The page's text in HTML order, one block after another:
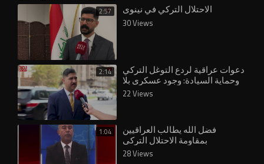
2:57 الاحتلال التركي في نينوى
30 Views
2:14 دعوات عراقية لردع التوغل التركي
وحماية السيادة: وجود عسكري بلا
22 Views
1:04 فضل الله يطالب العراقيين
بمقاومة الاحتلال التركي
28 Views